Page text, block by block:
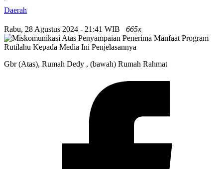
Daerah
Rabu, 28 Agustus 2024 - 21:41 WIB 665x
Gbr (Atas), Rumah Dedy , (bawah) Rumah Rahmat